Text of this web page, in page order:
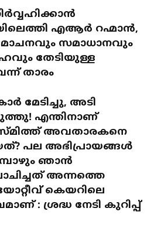
എആർ റഹ്മാൻ,
സമാധാനവും
തേടിയുള്ള
താരം
മേടിച്ചു, അടി
എന്തിനാണ്
അവതാരകനെ
പല അഭിപ്രായങ്ങൾ
ഞാൻ
അന്നത്തെ
കെയറിലെ
: ശ്രദ്ധ നേടി കുറിപ്പ്